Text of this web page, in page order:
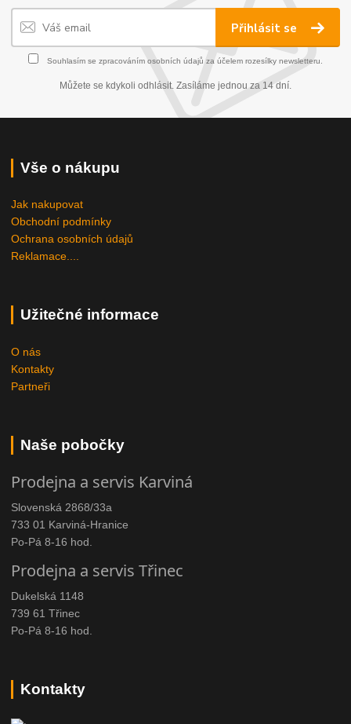
Přihlásit se
Souhlasím se zpracováním osobních údajů za účelem rozesílky newsletteru.
Můžete se kdykoli odhlásit. Zasíláme jednou za 14 dní.
Vše o nákupu
Jak nakupovat
Obchodní podmínky
Ochrana osobních údajů
Reklamace....
Užitečné informace
O nás
Kontakty
Partneři
Naše pobočky
Prodejna a servis Karviná
Slovenská 2868/33a
733 01 Karviná-Hranice
Po-Pá 8-16 hod.
Prodejna a servis Třinec
Dukelská 1148
739 61 Třinec
Po-Pá 8-16 hod.
Kontakty